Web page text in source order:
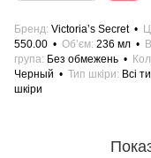
Бренд Victoria’s Secret
550.00
Об’єм 236 мл
група Без обмежень
Черный
Тип шкіри
Всі
шкіри